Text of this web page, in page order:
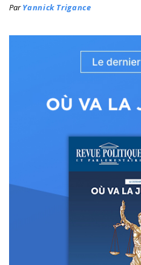
Par Yannick Trigance